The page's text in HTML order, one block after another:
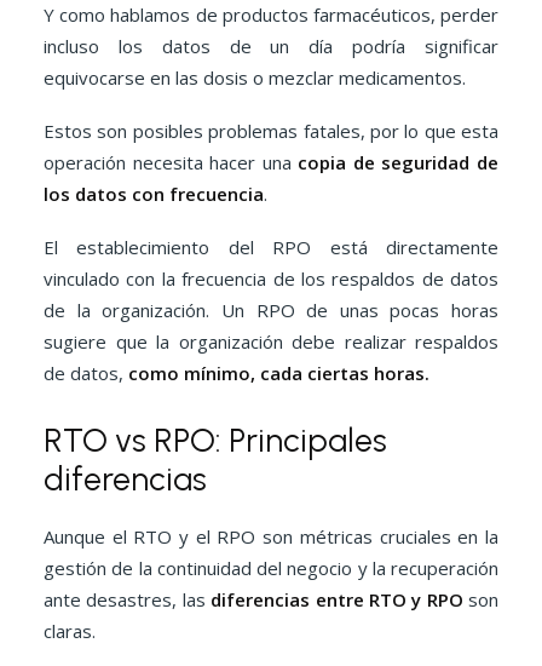
Y como hablamos de productos farmacéuticos, perder
incluso los datos de un día podría significar
equivocarse en las dosis o mezclar medicamentos.
Estos son posibles problemas fatales, por lo que esta
operación necesita hacer una copia de seguridad de
los datos con frecuencia.
El establecimiento del RPO está directamente
vinculado con la frecuencia de los respaldos de datos
de la organización. Un RPO de unas pocas horas
sugiere que la organización debe realizar respaldos
de datos, como mínimo, cada ciertas horas.
RTO vs RPO: Principales
diferencias
Aunque el RTO y el RPO son métricas cruciales en la
gestión de la continuidad del negocio y la recuperación
ante desastres, las diferencias entre RTO y RPO son
claras.